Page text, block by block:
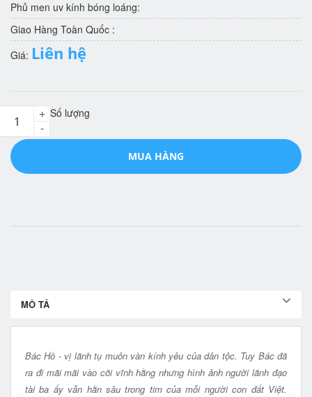
Phủ men uv kính bóng loáng:
Giao Hàng Toàn Quốc :
Giá: Liên hệ
Số lượng
-
+
MUA HÀNG
MÔ TẢ
Bác Hồ - vị lãnh tụ muôn vàn kính yêu của dân tộc. Tuy Bác đã
ra đi mãi mãi vào cõi vĩnh hằng nhưng hình ảnh người lãnh đạo
tài ba ấy vẫn hằn sâu trong tim của mỗi người con đất Việt.